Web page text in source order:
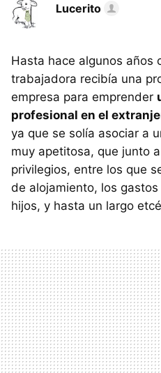
Lucerito
Hasta hace algunos años
trabajadora recibía una
empresa para emprender
profesional en el
ya que se solía asociar a
muy apetitosa, que junto
privilegios, entre los que
de alojamiento, los
hijos, y hasta un largo